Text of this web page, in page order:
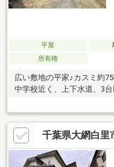
平屋
所有権
広い敷地の平家♪カスミ約
中学校近く、上下水道、3
千葉県大網白里